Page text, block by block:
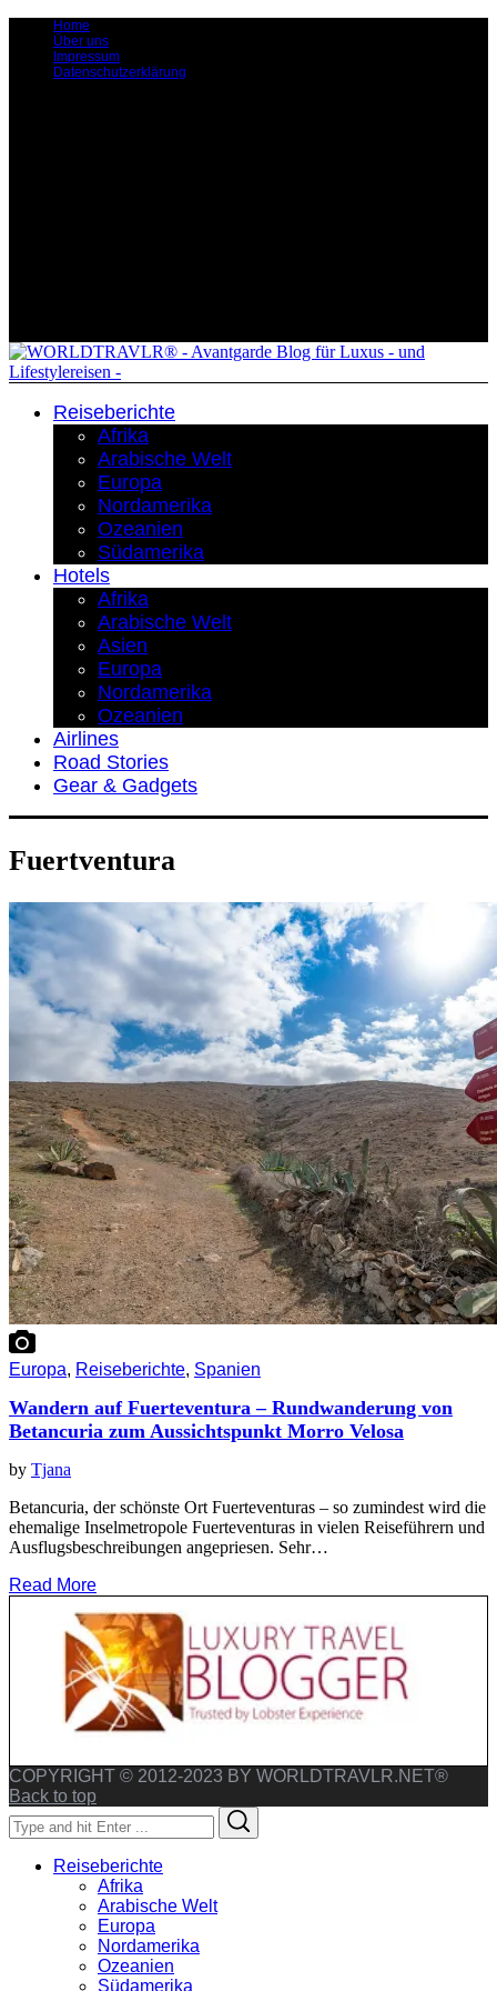
Home
Über uns
Impressum
Datenschutzerklärung
Reiseberichte
Afrika
Arabische Welt
Europa
Nordamerika
Ozeanien
Südamerika
Hotels
Afrika
Arabische Welt
Asien
Europa
Nordamerika
Ozeanien
Airlines
Road Stories
Gear & Gadgets
Fuertventura
Europa, Reiseberichte, Spanien
Wandern auf Fuerteventura – Rundwanderung von
Betancuria zum Aussichtspunkt Morro Velosa
by Tjana
Betancuria, der schönste Ort Fuerteventuras – so zumindest wird die
ehemalige Inselmetropole Fuerteventuras in vielen Reiseführern und
Ausflugsbeschreibungen angepriesen. Sehr…
Read More
COPYRIGHT © 2012-2023 BY WORLDTRAVLR.NET®
Back to top
Search
for:
Reiseberichte
Afrika
Arabische Welt
Europa
Nordamerika
Ozeanien
Südamerika